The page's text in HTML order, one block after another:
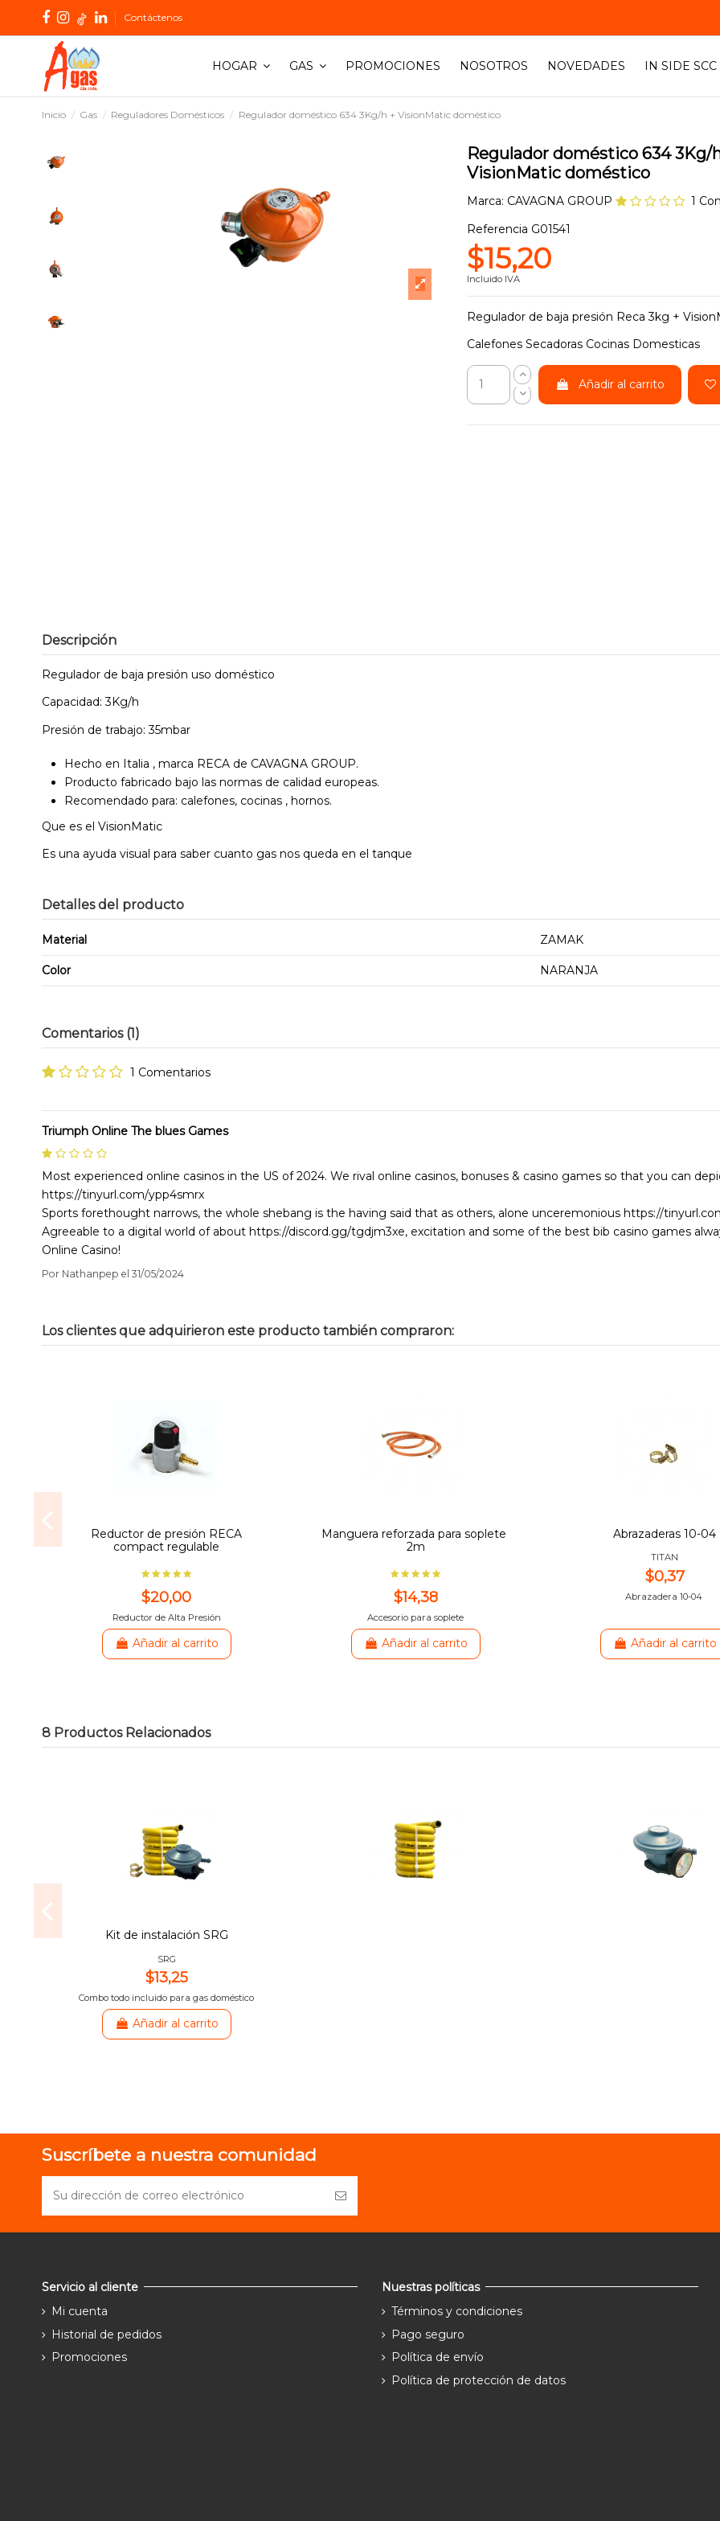
Contáctenos
HOGAR GAS PROMOCIONES NOSOTROS NOVEDADES IN SIDE SCC
Inicio Gas Reguladores Domésticos Regulador doméstico 634 3Kg/h + VisionMatic doméstico
Regulador doméstico 634 3Kg/
VisionMatic doméstico
Marca: CAVAGNA GROUP
1
Referencia G01541
$15,20
Incluido IVA
Regulador de baja presión Reca 3kg +
Calefones Secadoras Cocinas Domesticas
Añadir al carrito
Descripción
Regulador de baja presión uso doméstico
Capacidad: 3Kg/h
Presión de trabajo: 35mbar
Hecho en Italia , marca RECA de CAVAGNA GROUP.
Producto fabricado bajo las normas de calidad europeas.
Recomendado para: calefones, cocinas , hornos.
Que es el VisionMatic
Es una ayuda visual para saber cuanto gas nos queda en el tanque
Detalles del producto
Material ZAMAK
Color NARANJA
Comentarios (1)
1 Comentarios
Triumph Online The blues Games
Most experienced online casinos in the US of 2024. We rival online casinos, bonuses & casino games so that you can
https://tinyurl.com/ypp4smrx
Sports forethought narrows, the whole shebang is the having said that as others, alone unceremonious https://
Agreeable to a digital world of about https://discord.gg/tgdjm3xe, excitation and some of the best bib casino games
Online Casino!
Por Nathanpep el 31/05/2024
Los clientes que adquirieron este producto también compraron:
Reductor de presión RECA
compact regulable
$20,00
Reductor de Alta Presión
Añadir al carrito
Manguera reforzada para soplete
2m
$14,38
Accesorio para soplete
Añadir al carrito
Abrazaderas 10-04
TITAN
$0,37
Abrazadera 10-04
Añadir al carrito
8 Productos Relacionados
Kit de instalación SRG
SRG
$13,25
Combo todo incluido para gas doméstico
Añadir al carrito
Suscríbete a nuestra comunidad
Servicio al cliente
Mi cuenta
Historial de pedidos
Promociones
Nuestras políticas
Términos y condiciones
Pago seguro
Política de envío
Política de protección de datos